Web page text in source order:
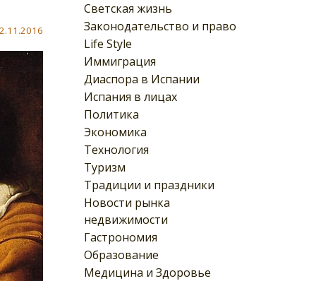
Светская жизнь
Законодательство и право
Life Style
Иммиграция
Диаспора в Испании
Испания в лицах
Политика
Экономика
Технология
Туризм
Традиции и праздники
Новости рынка
недвижимости
Гастрономия
Образование
Медицина и Здоровье